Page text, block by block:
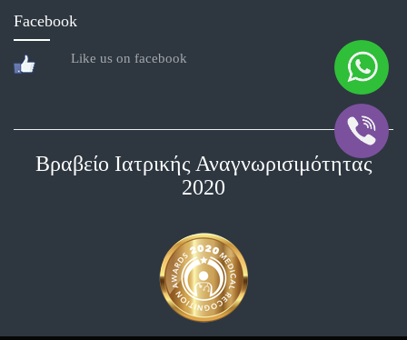
Facebook
Like us on facebook
Βραβείο Ιατρικής Αναγνωρισιμότητας
2020